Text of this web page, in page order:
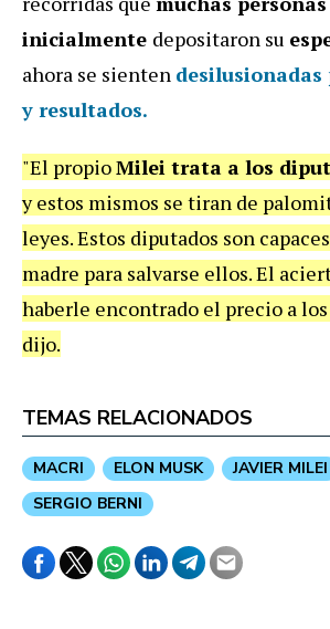
inicialmente depositaron su
ahora se sienten desilusionadas
y resultados.
"El propioMilei trata a los
y estos mismos se tiran de
leyes. Estos diputados son
madre para salvarse ellos. El
haberle encontrado el precio a
dijo.
TEMAS RELACIONADOS
MACRI ELON MUSK
JAVIER MILEI
SERGIO BERNI